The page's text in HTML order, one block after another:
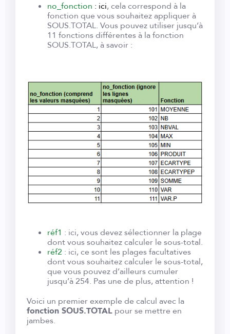
no_fonction : ici, cela correspond à la
fonction que vous souhaitez appliquer à
SOUS.TOTAL. Vous pouvez utiliser jusqu’à
11 fonctions différentes à la fonction
SOUS.TOTAL, à savoir :
réf1 : ici, vous devez sélectionner la plage
dont vous souhaitez calculer le sous-total.
réf2 : ici, ce sont les plages facultatives
dont vous souhaitez calculer le sous-total,
que vous pouvez d’ailleurs cumuler
jusqu’à 254. Pas une de plus, attention !
Voici un premier exemple de calcul avec la
fonction SOUS.TOTAL pour se mettre en
jambes.